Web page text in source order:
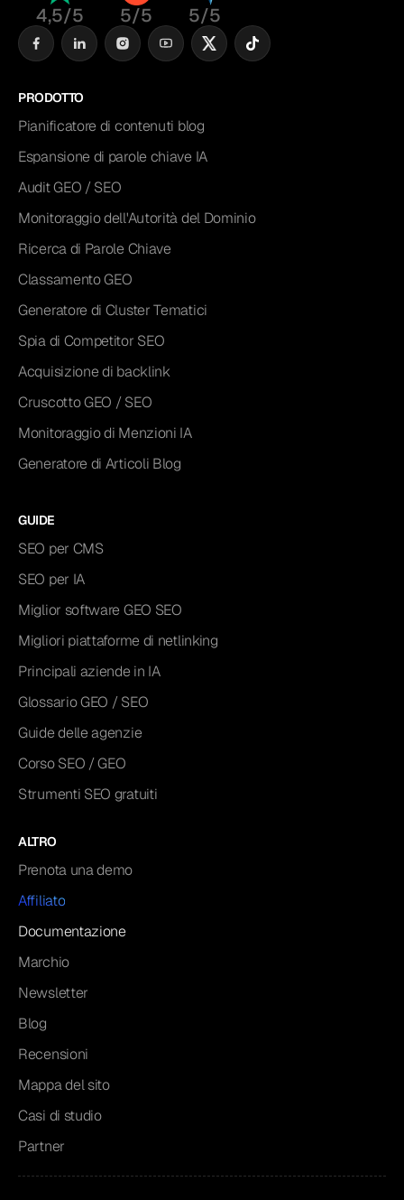
4,5/5 5/5 5/5
PRODOTTO
Pianificatore di contenuti blog
Espansione di parole chiave IA
Audit GEO / SEO
Monitoraggio dell'Autorità del Dominio
Ricerca di Parole Chiave
Classamento GEO
Generatore di Cluster Tematici
Spia di Competitor SEO
Acquisizione di backlink
Cruscotto GEO / SEO
Monitoraggio di Menzioni IA
Generatore di Articoli Blog
GUIDE
SEO per CMS
SEO per IA
Miglior software GEO SEO
Migliori piattaforme di netlinking
Principali aziende in IA
Glossario GEO / SEO
Guide delle agenzie
Corso SEO / GEO
Strumenti SEO gratuiti
ALTRO
Prenota una demo
Affiliato
Documentazione
Marchio
Newsletter
Blog
Recensioni
Mappa del sito
Casi di studio
Partner